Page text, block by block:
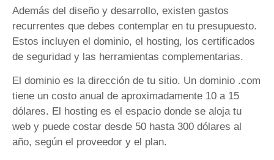
Además del diseño y desarrollo, existen gastos
recurrentes que debes contemplar en tu presupuesto.
Estos incluyen el dominio, el hosting, los certificados
de seguridad y las herramientas complementarias.
El dominio es la dirección de tu sitio. Un dominio .com
tiene un costo anual de aproximadamente 10 a 15
dólares. El hosting es el espacio donde se aloja tu
web y puede costar desde 50 hasta 300 dólares al
año, según el proveedor y el plan.